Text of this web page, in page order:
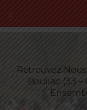
Retrouvez
Bouliac (33